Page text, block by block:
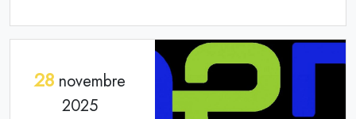
28 novembre
2025